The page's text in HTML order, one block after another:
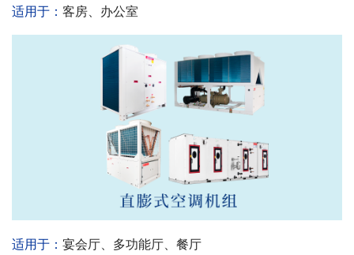
适用于： 客房、办公室
适用于： 宴会厅、多功能厅、餐厅